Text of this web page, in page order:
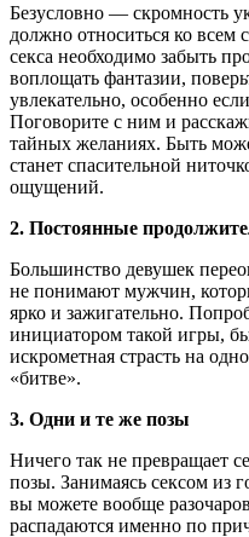
Безусловно — скромность
должно относиться ко всем
секса необходимо забыть
воплощать фантазии,
увлекательно, особенно
Поговорите с ним и
тайных желаниях. Быть
станет спасительной
ощущений.
2. Постоянные
Большинство девушек
не понимают мужчин,
ярко и зажигательно.
инициатором такой игры,
искрометная страсть на
«битве».
3. Одни и те же позы
Ничего так не превращает
позы. Занимаясь сексом из
вы можете вообще
распадаются именно по